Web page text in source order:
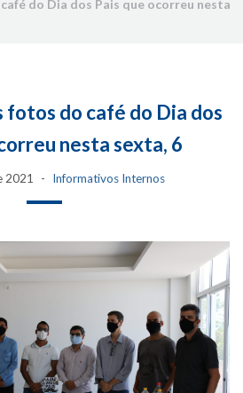
do Dia dos Pais que ocorreu nesta
fotos do café do Dia dos
nesta sexta, 6
2021 Informativos Internos